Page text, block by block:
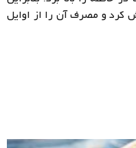
کرد و مصرف آن را از اوایل